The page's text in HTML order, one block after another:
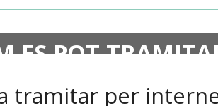
ES POT
tramitar per